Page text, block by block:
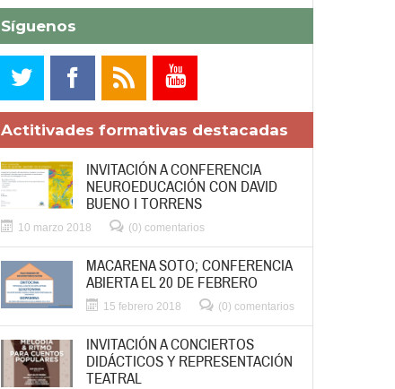
Síguenos
Actitivades formativas destacadas
INVITACIÓN A CONFERENCIA
NEUROEDUCACIÓN CON DAVID
BUENO I TORRENS
10 marzo 2018 (0) comentarios
MACARENA SOTO; CONFERENCIA
ABIERTA EL 20 DE FEBRERO
15 febrero 2018 (0) comentarios
INVITACIÓN A CONCIERTOS
DIDÁCTICOS Y REPRESENTACIÓN
TEATRAL